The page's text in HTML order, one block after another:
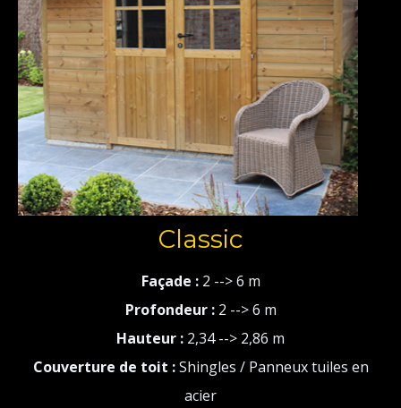
Classic
Façade : 2 --> 6 m
Profondeur : 2 --> 6 m
Hauteur : 2,34 --> 2,86 m
Couverture de toit :Shingles / Panneux tuiles en
acier